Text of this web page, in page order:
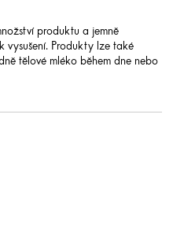
produktu a jemně
vysušení. Produkty lze také
tělové mléko během dne nebo